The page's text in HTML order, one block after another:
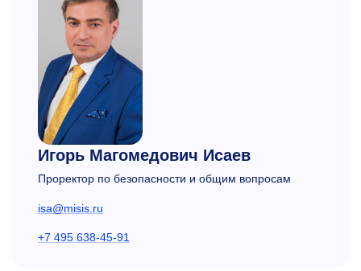
Игорь Магомедович Исаев
Проректор по безопасности и общим вопросам
isa@misis.ru
+7 495 638-45-91